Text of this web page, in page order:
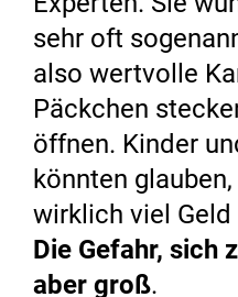
sehr oft
also wertvolle
Päckchen
öffnen. Kinder
könnten
wirklich viel
Die Gefahr, sich
aber groß.